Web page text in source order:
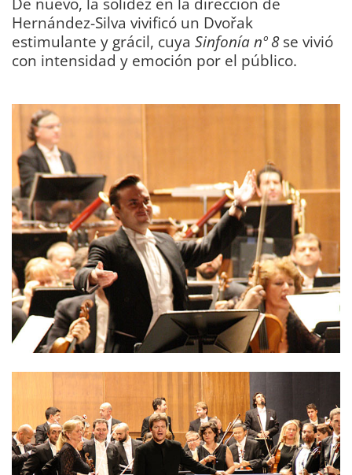
Hernández-Silva vivificó un Dvořak
estimulante y grácil, cuya Sinfonía nº 8se vivió
con intensidad y emoción por el público.